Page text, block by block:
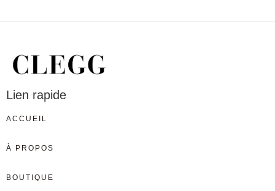
Lien rapide
ACCUEIL
À PROPOS
BOUTIQUE